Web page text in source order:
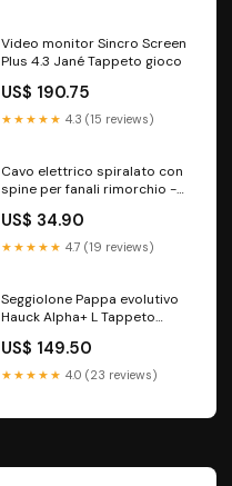
Video monitor Sincro Screen
Plus 4.3 Jané Tappeto gioco
US$ 190.75
★★★★★ 4.3 (15 reviews)
Cavo elettrico spiralato con
spine per fanali rimorchio -
US$ 34.90
★★★★★ 4.7 (19 reviews)
Seggiolone Pappa evolutivo
Hauck Alpha+ L Tappeto
US$ 149.50
★★★★★ 4.0 (23 reviews)